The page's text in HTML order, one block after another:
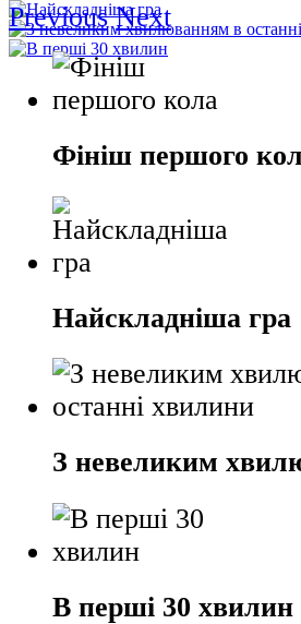
Previous Next
Фініш першого
Найскладніша гра
З невеликим
В перші 30 хвилин